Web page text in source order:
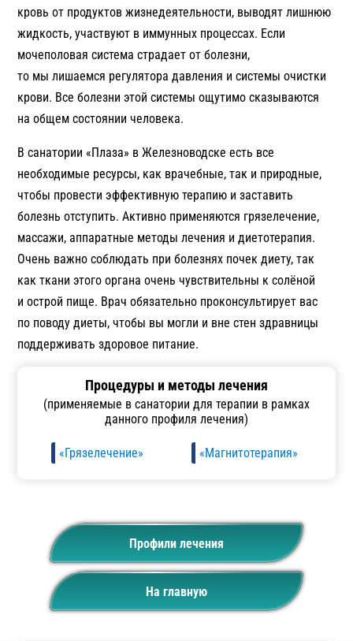
кровь от продуктов жизнедеятельности, выводят лишнюю
жидкость, участвуют в иммунных процессах. Если
мочеполовая система страдает от болезни,
то мы лишаемся регулятора давления и системы очистки
крови. Все болезни этой системы ощутимо сказываются
на общем состоянии человека.
В санатории «Плаза» в Железноводске есть все
необходимые ресурсы, как врачебные, так и природные,
чтобы провести эффективную терапию и заставить
болезнь отступить. Активно применяются грязелечение,
массажи, аппаратные методы лечения и диетотерапия.
Очень важно соблюдать при болезнях почек диету, так
как ткани этого органа очень чувствительны к солёной
и острой пище. Врач обязательно проконсультирует вас
по поводу диеты, чтобы вы могли и вне стен здравницы
поддерживать здоровое питание.
Процедуры и методы лечения
(применяемые в санатории для терапии в рамках
данного профиля лечения)
«Грязелечение» «Магнитотерапия»
Профили лечения
На главную